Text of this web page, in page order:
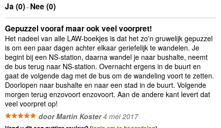
Ja (0)- Nee (0)
Gepuzzel vooraf maar ook veel voorpret!
Het nadeel van alle LAW-boekjes is dat het zo'n gruwelijk gepuzzel
is om een paar dagen achter elkaar geriefelijk te wandelen. Je
begint bij een NS-station, daarna wandel je naar bushalte, neemt
de bus terug naar NS-station. Overnacht ergens in de buurt en
gaat de volgende dag met de bus om de wandeling voort te zetten.
Doorlopen naar bushalte en naar een stad in de buurt. Volgende
morgen terug enzovoort enzovoort. Aan de andere kant levert dat
veel voorpret op!
door Martin Koster4 mei 2017